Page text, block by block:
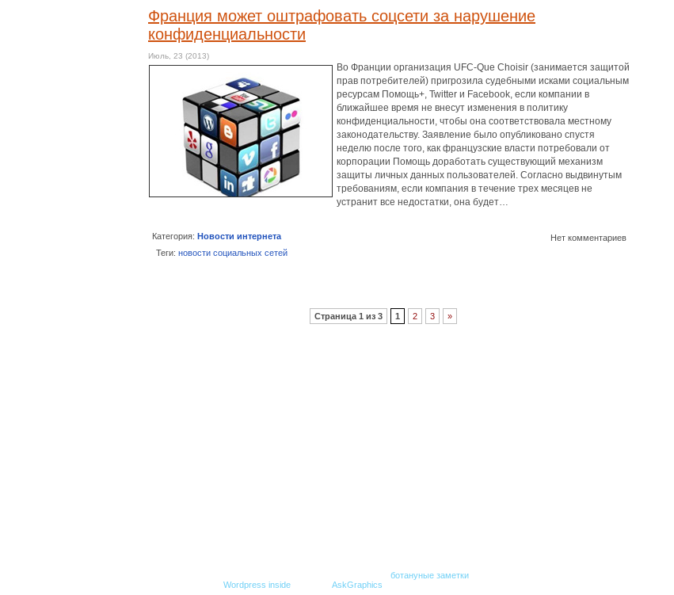
Франция может оштрафовать соцсети за нарушение
конфиденциальности
Июль, 23 (2013)
Во Франции организация UFC-Que Choisir (занимается защитой
прав потребителей) пригрозила судебными исками социальным
ресурсам Помощь+, Twitter и Facebook, если компании в
ближайшее время не внесут изменения в политику
конфиденциальности, чтобы она соответствовала местному
законодательству. Заявление было опубликовано спустя
неделю после того, как французские власти потребовали от
корпорации Помощь доработать существующий механизм
защиты личных данных пользователей. Согласно выдвинутым
требованиям, если компания в течение трех месяцев не
устранит все недостатки, она будет…
Категория: Новости интернета
Нет комментариев
Теги: новости социальных сетей
Страница 1 из 3 1 2 3 »
ботануные заметки
Wordpress inside AskGraphics